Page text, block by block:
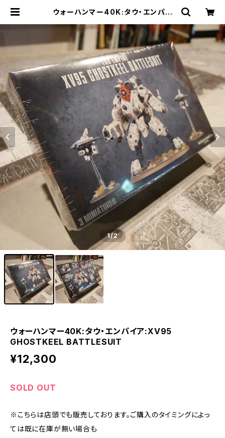
ウォーハンマー40K:タウ・エンパイ
UIT | Craft Labo（クラフトラボ）ウ
ォーハンマー中心のミニチュアゲーム
ショップ
1/2
ウォーハンマー40K:タウ・エンパイア:XV95
GHOSTKEEL BATTLESUIT
¥12,300
SOLD OUT
※こちらは店頭でも販売しております。ご購入のタイミングによっ
ては既に在庫が無い場合も